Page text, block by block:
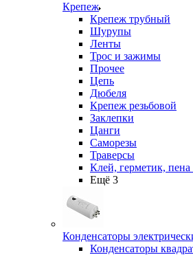
Крепеж
Крепеж трубный
Шурупы
Ленты
Трос и зажимы
Прочее
Цепь
Дюбеля
Крепеж резьбовой
Заклепки
Цанги
Саморезы
Траверсы
Клей, герметик,
Ещё 3
Конденсаторы
Конденсаторы